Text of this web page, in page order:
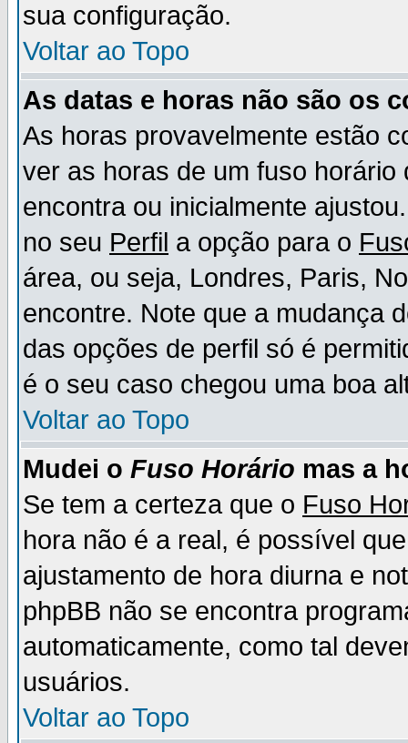
sua configuração.
Voltar ao Topo
As datas e horas não são os
As horas provavelmente estão
ver as horas de um fuso
encontra ou inicialmente
no seu Perfil a opção para o
área, ou seja, Londres, Paris,
encontre. Note que a mudança
das opções de perfil só é
é o seu caso chegou uma boa
Voltar ao Topo
Mudei o Fuso Horário mas a
Se tem a certeza que o Fuso
hora não é a real, é possível
ajustamento de hora diurna e
phpBB não se encontra
automaticamente, como tal
usuários.
Voltar ao Topo